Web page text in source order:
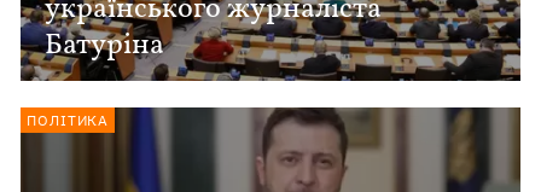
українського журналіста
Батуріна
ПОЛІТИКА